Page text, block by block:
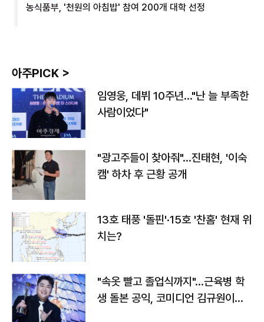
농식품부, '천원의 아침밥' 참여 200개 대학 선정
아주PICK >
임영웅, 데뷔 10주년…"난 늘 부족한
사람이었다"
"광고주들이 찾아줘"…진태현, '이숙
캠' 하차 후 근황 공개
13호 태풍 '돌핀'·15호 '찬홈' 현재 위
치는?
"속옷 빨고 졸업식까지"…근육병 학
생 돌본 공익, 코미디언 김규원이었